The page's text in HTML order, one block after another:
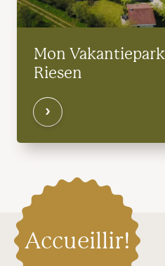
Mon
Riesen
Accueillir!